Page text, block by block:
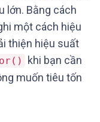
lớn. Bằng cách
một cách hiệu
thiện hiệu suất
khi bạn cần
muốn tiêu tốn